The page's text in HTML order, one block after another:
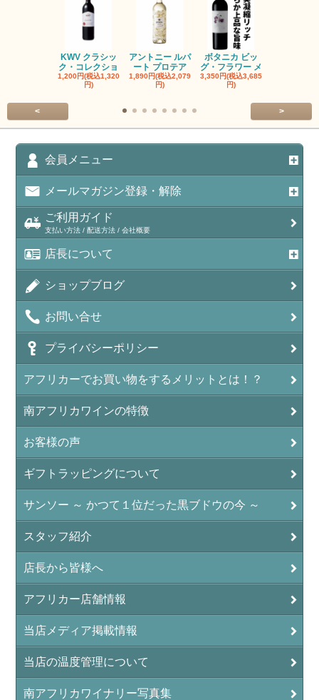
KWV クラシッ
ク・コレクショ
1,200円(税込1,320
円)
アントニー ルパ
ート プロテア
1,890円(税込2,079
円)
ボタニカ ビッ
グ・フラワー メ
3,350円(税込3,685
円)
< >
会員メニュー
メールマガジン登録・解除
ご利用ガイド
支払い方法 / 配送方法 / 会社概要
店長について
ショップブログ
お問い合せ
プライバシーポリシー
アフリカーでお買い物をするメリットとは！？
南アフリカワインの特徴
お客様の声
ギフトラッピングについて
サンソー ～ かつて１位だった黒ブドウの今 ～
スタッフ紹介
店長から皆様へ
アフリカー店舗情報
当店メディア掲載情報
当店の温度管理について
南アフリカワイナリー写真集